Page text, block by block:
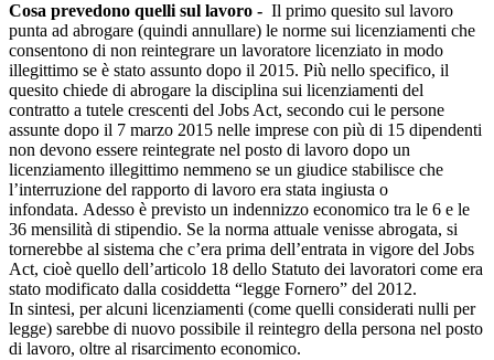
Cosa prevedono quelli sul lavoro - Il primo quesito sul lavoro
punta ad abrogare (quindi annullare) le norme sui licenziamenti che
consentono di non reintegrare un lavoratore licenziato in modo
illegittimo se è stato assunto dopo il 2015. Più nello specifico, il
quesito chiede di abrogare la disciplina sui licenziamenti del
contratto a tutele crescenti del Jobs Act, secondo cui le persone
assunte dopo il 7 marzo 2015 nelle imprese con più di 15 dipendenti
non devono essere reintegrate nel posto di lavoro dopo un
licenziamento illegittimo nemmeno se un giudice stabilisce che
l’interruzione del rapporto di lavoro era stata ingiusta o
infondata. Adesso è previsto un indennizzo economico tra le 6 e le
36 mensilità di stipendio. Se la norma attuale venisse abrogata, si
tornerebbe al sistema che c’era prima dell’entrata in vigore del Jobs
Act, cioè quello dell’articolo 18 dello Statuto dei lavoratori come era
stato modificato dalla cosiddetta “legge Fornero” del 2012.
In sintesi, per alcuni licenziamenti (come quelli considerati nulli per
legge) sarebbe di nuovo possibile il reintegro della persona nel posto
di lavoro, oltre al risarcimento economico.